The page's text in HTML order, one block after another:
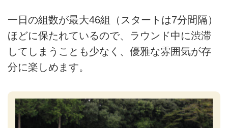
一日の組数が最大46組（スタートは7分間隔）
ほどに保たれているので、ラウンド中に渋滞
してしまうことも少なく、優雅な雰囲気が存
分に楽しめます。